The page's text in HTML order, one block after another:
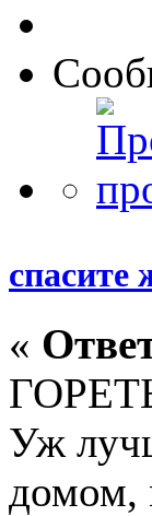
спасите
«
Уж